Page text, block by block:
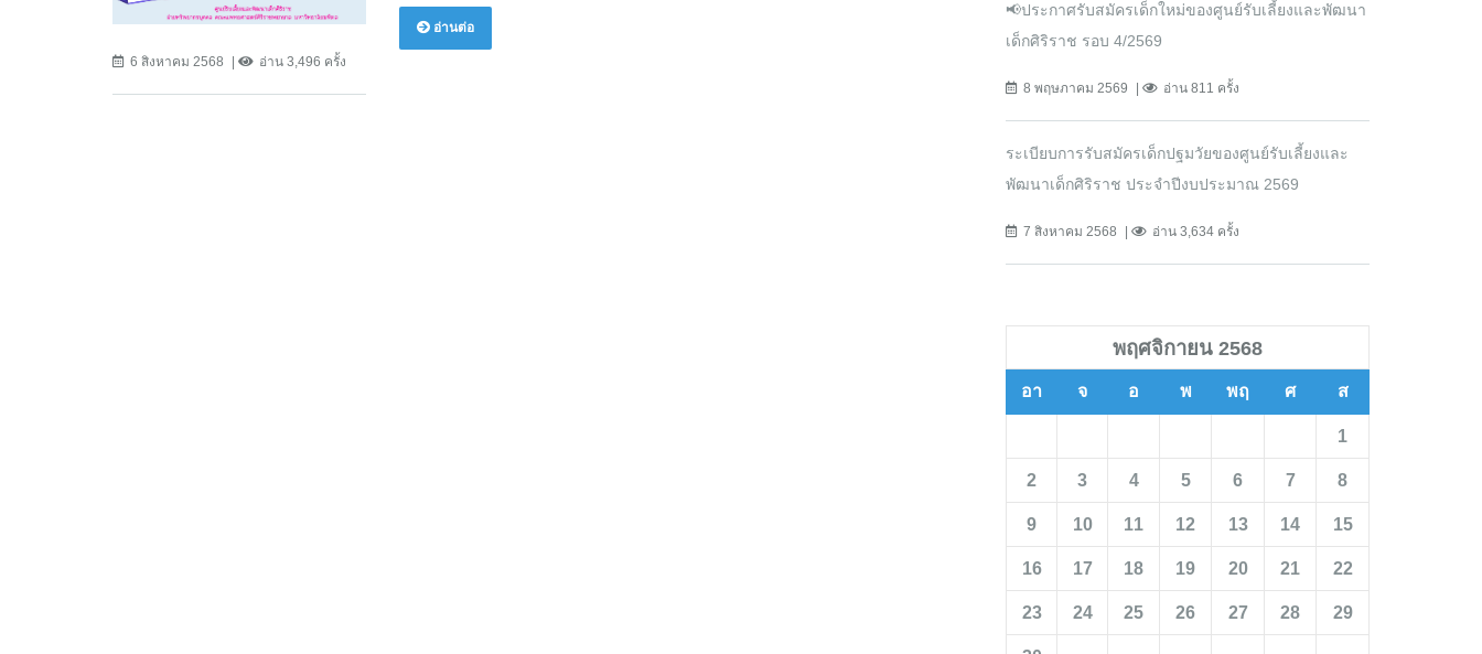
6 สิงหาคม 2568 อ่าน 3,496 ครั้ง
อ่านต่อ
📢ประกาศรับสมัครเด็กใหม่ของศูนย์รับเลี้ยงและพัฒนา
เด็กศิริราช รอบ 4/2569
8 พฤษภาคม 2569 อ่าน 811 ครั้ง
ระเบียบการรับสมัครเด็กปฐมวัยของศูนย์รับเลี้ยงและ
พัฒนาเด็กศิริราช ประจำปีงบประมาณ 2569
7 สิงหาคม 2568 อ่าน 3,634 ครั้ง
พฤศจิกายน 2568
อา จ อ พ พฤ ศ ส
1
2 3 4 5 6 7 8
9 10 11 12 13 14 15
16 17 18 19 20 21 22
23 24 25 26 27 28 29